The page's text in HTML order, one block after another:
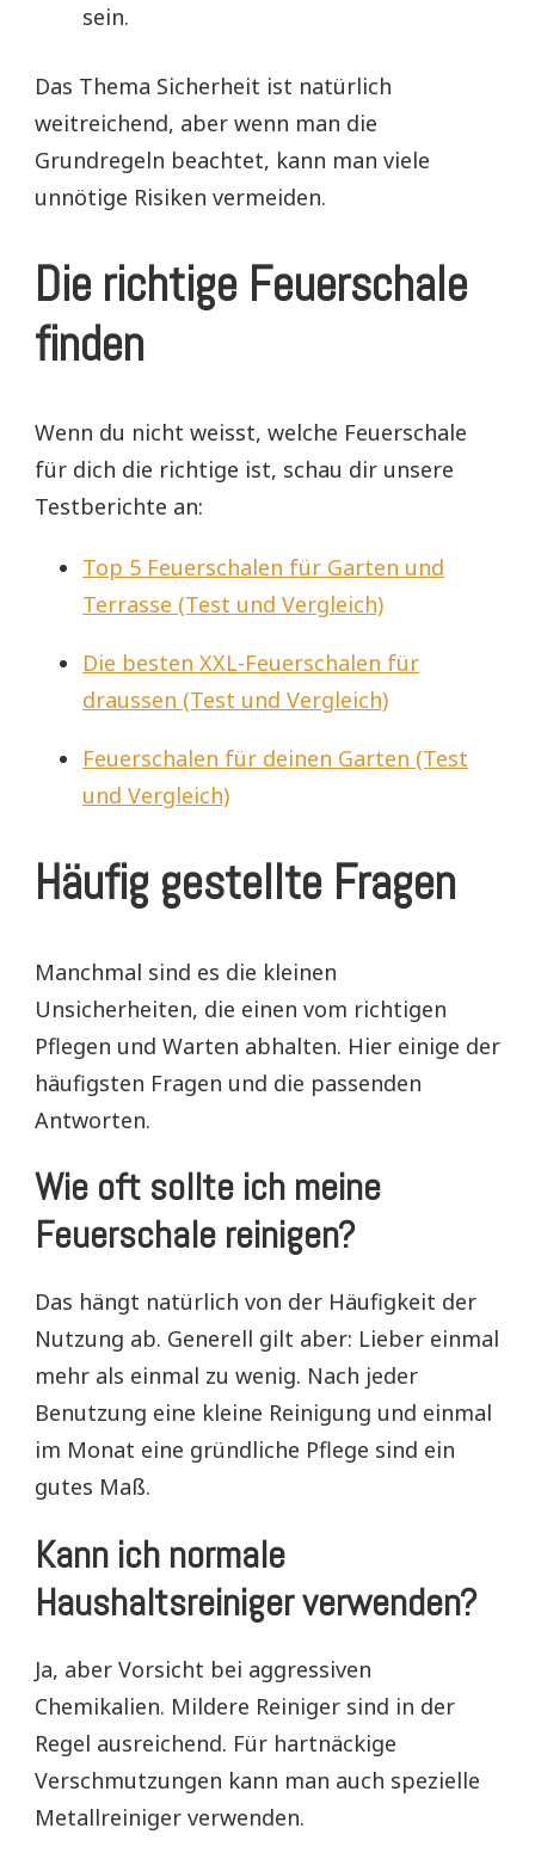
sein.
Das Thema Sicherheit ist natürlich
weitreichend, aber wenn man die
Grundregeln beachtet, kann man viele
unnötige Risiken vermeiden.
Die richtige Feuerschale
finden
Wenn du nicht weisst, welche Feuerschale
für dich die richtige ist, schau dir unsere
Testberichte an:
Top 5 Feuerschalen für Garten und
Terrasse (Test und Vergleich)
Die besten XXL-Feuerschalen für
draussen (Test und Vergleich)
Feuerschalen für deinen Garten (Test
und Vergleich)
Häufig gestellte Fragen
Manchmal sind es die kleinen
Unsicherheiten, die einen vom richtigen
Pflegen und Warten abhalten. Hier einige der
häufigsten Fragen und die passenden
Antworten.
Wie oft sollte ich meine
Feuerschale reinigen?
Das hängt natürlich von der Häufigkeit der
Nutzung ab. Generell gilt aber: Lieber einmal
mehr als einmal zu wenig. Nach jeder
Benutzung eine kleine Reinigung und einmal
im Monat eine gründliche Pflege sind ein
gutes Maß.
Kann ich normale
Haushaltsreiniger verwenden?
Ja, aber Vorsicht bei aggressiven
Chemikalien. Mildere Reiniger sind in der
Regel ausreichend. Für hartnäckige
Verschmutzungen kann man auch spezielle
Metallreiniger verwenden.